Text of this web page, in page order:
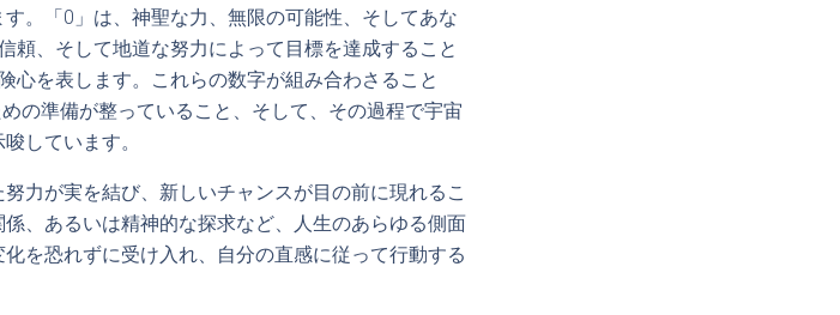
。「0」は、神聖な力、無限の可能性、そしてあな
頼、そして地道な努力によって目標を達成すること
心を表します。これらの数字が組み合わさること
の準備が整っていること、そして、その過程で宇宙
しています。
力が実を結び、新しいチャンスが目の前に現れるこ
、あるいは精神的な探求など、人生のあらゆる側面
を恐れずに受け入れ、自分の直感に従って行動する